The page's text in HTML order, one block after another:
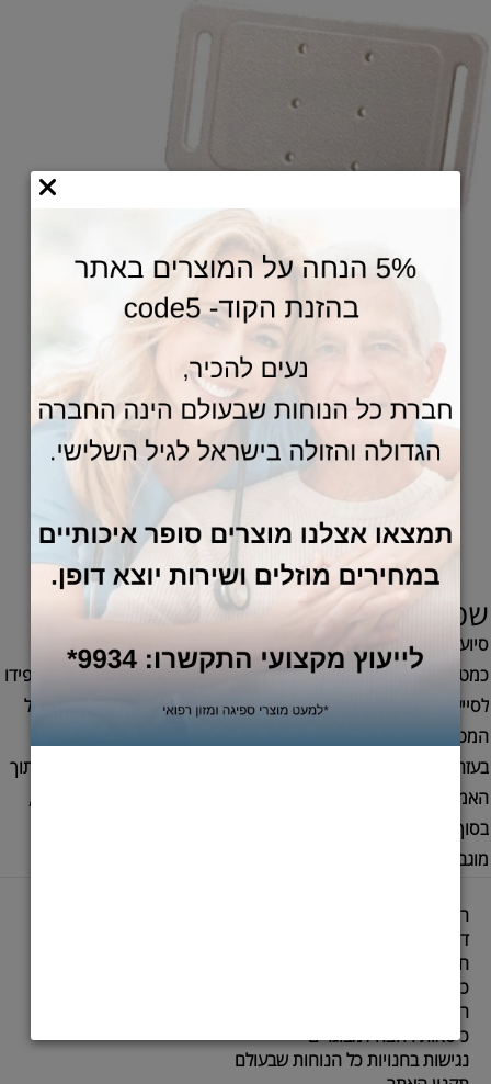
שמירה על היגיינה בטיפול סיעודי ביתי
סיוע שוטף בשמירה על היגיינה יהיה חלק בלתי נפרד מתפקידכם
כמטפלים, עליכם להקפיד על ניקיון הפה, כפות הידיים והגוף כולו. הקפידו
לסייע למטופל בצחצוח השיניים פעמיים ביום לפחות, שטפו את פיו של
המטופל בתדירות גבוהה. רחצה שגרתית תבצעו אחת ליומיים לפחות
בעזרת תמיכה של כסאות רחצה למבוגרים אותם תציבו במקלחון או בתוך
האמבטיה. במהלך הרחצה יש להקפיד לשטוף היטב שאריות של סבון,
בסוף הרחצה יש להקפיד ליליבש היטב את הגוף. במקרים של הזעה
מוגברת כדאי להגביר את תדירות הרחצה.
ראשי
דף הבית
חיתולים למבוגרים
כסאות גלגלים
רולטורים
כיסאות רחצה למבוגרים
נגישות בחנויות כל הנוחות שבעולם